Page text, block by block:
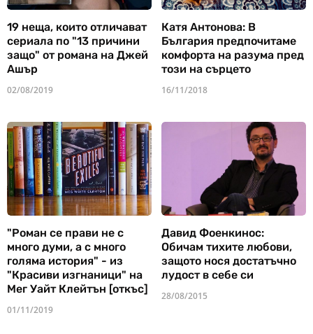
19 неща, които отличават
сериала по "13 причини
защо" от романа на Джей
Ашър
02/08/2019
Катя Антонова: В
България предпочитаме
комфорта на разума пред
този на сърцето
16/11/2018
"Роман се прави не с
много думи, а с много
голяма история" - из
"Красиви изгнаници" на
Мег Уайт Клейтън [откъс]
01/11/2019
Давид Фоенкинос:
Обичам тихите любови,
защото нося достатъчно
лудост в себе си
28/08/2015